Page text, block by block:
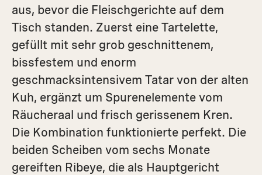
aus, bevor die Fleischgerichte auf dem
Tisch standen. Zuerst eine Tartelette,
gefüllt mit sehr grob geschnittenem,
bissfestem und enorm
geschmacksintensivem Tatar von der alten
Kuh, ergänzt um Spurenelemente vom
Räucheraal und frisch gerissenem Kren.
Die Kombination funktionierte perfekt. Die
beiden Scheiben vom sechs Monate
gereiften Ribeye, die als Hauptgericht